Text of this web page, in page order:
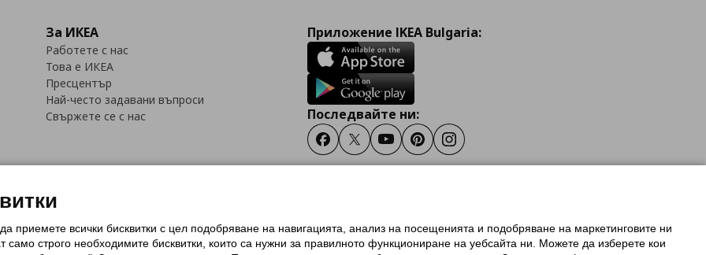
За ИКЕА
Работете с нас
Това е ИКЕА
Пресцентър
Най-често задавани въпроси
Свържете се с нас
Приложение IKEA Bulgaria:
Последвайте ни:
FacebookTwitterYoutubePinterestInstagram
(Cookies)Избор на настройки за използване на бисквиткиУсловия за ползване на ikea.bg
приемете всички бисквитки с цел подобряване на навигацията, анализ на посещенията и подобряване на маркетинговите ни
строго необходимитe бисквитки, които са нужни за правилното функциониране на уебсайта ни. Можете да изберете кои